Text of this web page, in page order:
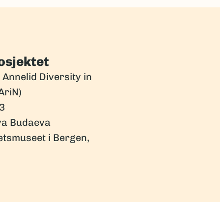
Diversity in
Budaeva
i Bergen,